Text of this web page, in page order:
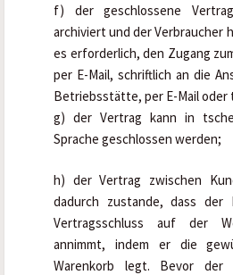
f) der geschlossene
archiviert und der Verbraucher
es erforderlich, den Zugang
per E-Mail, schriftlich an die
Betriebsstätte, per E-Mail
g) der Vertrag kann in
Sprache geschlossen werden;
h) der Vertrag zwischen
dadurch zustande, dass der
Vertragsschluss auf der
annimmt, indem er die
Warenkorb legt. Bevor der